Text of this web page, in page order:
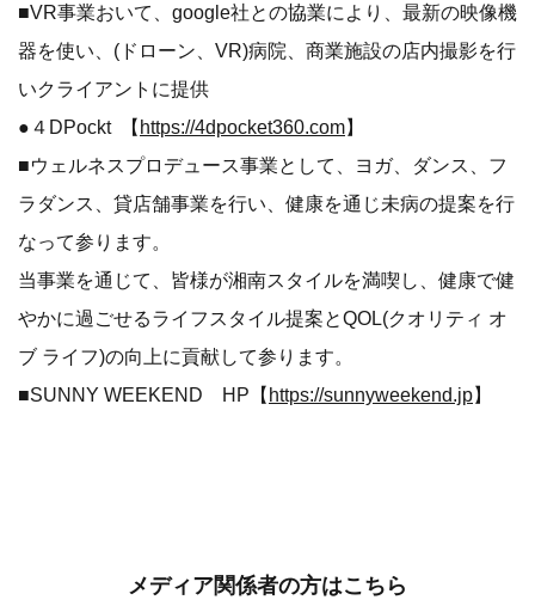
■VR事業おいて、google社との協業により、最新の映像機
器を使い、(ドローン、VR)病院、商業施設の店内撮影を行
いクライアントに提供
●４DPockt 【https://4dpocket360.com】
■ウェルネスプロデュース事業として、ヨガ、ダンス、フ
ラダンス、貸店舗事業を行い、健康を通じ未病の提案を行
なって参ります。
当事業を通じて、皆様が湘南スタイルを満喫し、健康で健
やかに過ごせるライフスタイル提案とQOL(クオリティ オ
ブ ライフ)の向上に貢献して参ります。
■SUNNY WEEKEND HP【https://sunnyweekend.jp】
メディア関係者の方はこちら